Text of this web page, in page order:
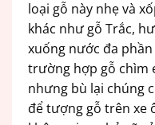
loại gỗ này nhẹ và
khác như gỗ Trắc,
xuống nước đa
trường hợp gỗ chìm
nhưng bù lại chúng
để tượng gỗ trên xe